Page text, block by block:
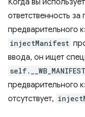
Когда вы
ответственность
предварительного
injectManifest
ввода, он ищет
self.__WB_MANIFEST
предварительного
отсутствует,